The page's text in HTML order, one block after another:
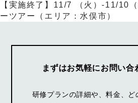
【実施終了】11/7 （火）-11/10
ーツアー（エリア：水俣市）
まずはお気軽にお問い合
研修プランの詳細や、料金、ど